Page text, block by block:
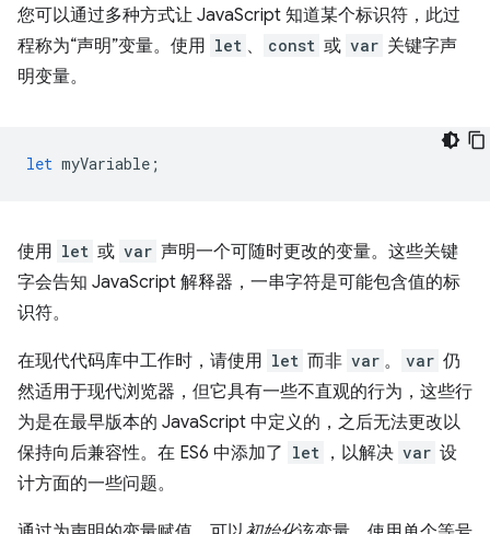
您可以通过多种方式让 JavaScript 知道某个标识符，此过
程称为“声明”变量。使用 let 、 const 或 var 关键字声
明变量。
let myVariable ;
使用 let 或 var 声明一个可随时更改的变量。这些关键
字会告知 JavaScript 解释器，一串字符是可能包含值的标
识符。
在现代代码库中工作时，请使用 let 而非 var 。 var 仍
然适用于现代浏览器，但它具有一些不直观的行为，这些行
为是在最早版本的 JavaScript 中定义的，之后无法更改以
保持向后兼容性。在 ES6 中添加了 let ，以解决 var 设
计方面的一些问题。